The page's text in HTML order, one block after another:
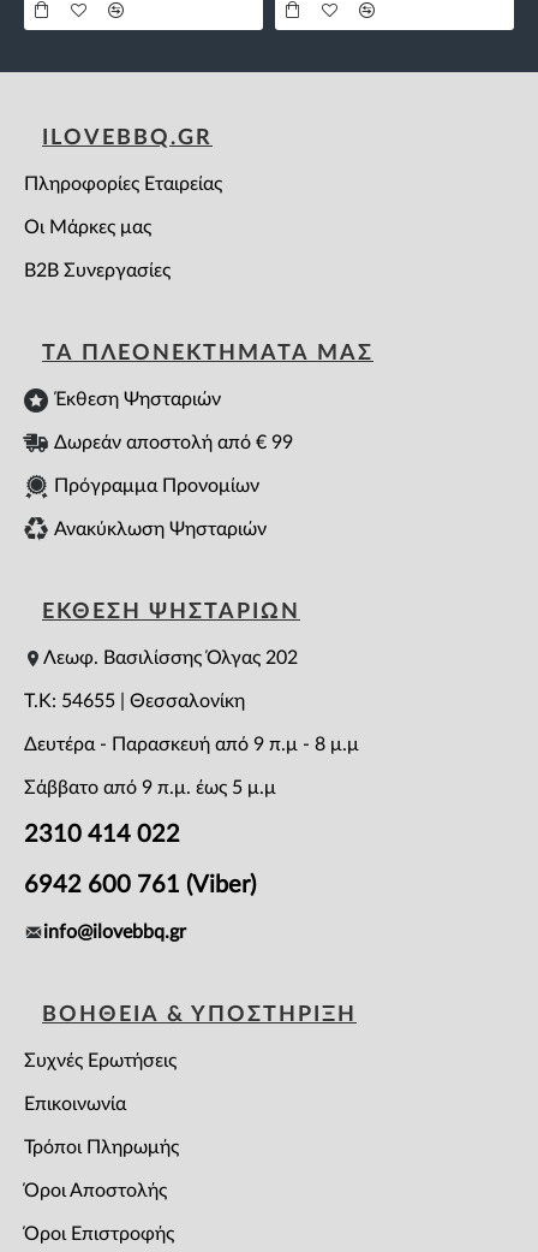
ILOVEBBQ.GR
Πληροφορίες Εταιρείας
Οι Μάρκες μας
B2B Συνεργασίες
ΤΑ ΠΛΕΟΝΕΚΤΗΜΑΤΑ ΜΑΣ
Έκθεση Ψησταριών
Δωρεάν αποστολή από € 99
Πρόγραμμα Προνομίων
Ανακύκλωση Ψησταριών
ΕΚΘΕΣΗ ΨΗΣΤΑΡΙΩΝ
Λεωφ. Βασιλίσσης Όλγας 202
T.K: 54655 | Θεσσαλονίκη
Δευτέρα - Παρασκευή από 9 π.μ - 8 μ.μ
Σάββατο από 9 π.μ. έως 5 μ.μ
2310 414 022
6942 600 761 (Viber)
info@ilovebbq.gr
ΒΟΗΘΕΙΑ & ΥΠΟΣΤΗΡΙΞΗ
Συχνές Ερωτήσεις
Επικοινωνία
Τρόποι Πληρωμής
Όροι Αποστολής
Όροι Επιστροφής